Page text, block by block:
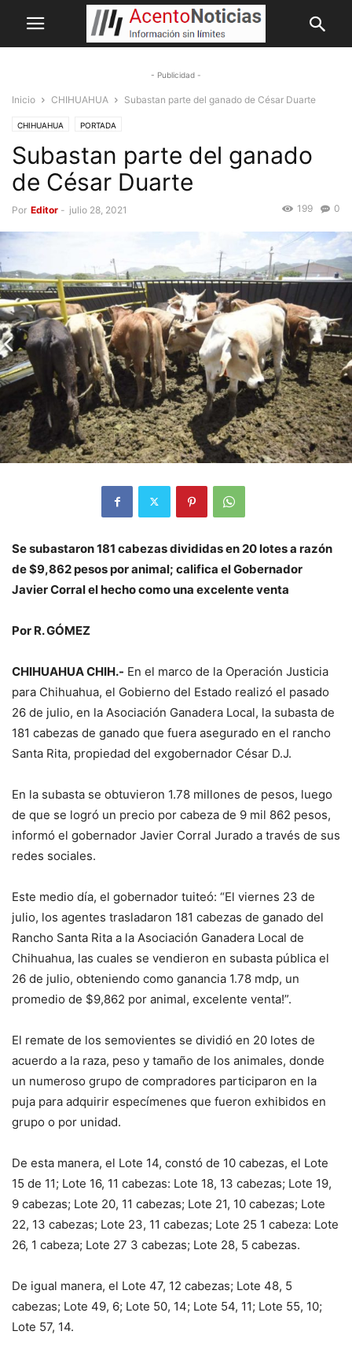
- Publicidad -
Inicio CHIHUAHUA Subastan parte del ganado de César Duarte
CHIHUAHUA PORTADA
Subastan parte del ganado
de César Duarte
Por Editor - julio 28, 2021 0
199
Se subastaron 181 cabezas divididas en 20 lotes a razón
de $9,862 pesos por animal; califica el Gobernador
Javier Corral el hecho como una excelente venta
Por R. GÓMEZ
CHIHUAHUA CHIH.- En el marco de la Operación Justicia
para Chihuahua, el Gobierno del Estado realizó el pasado
26 de julio, en la Asociación Ganadera Local, la subasta de
181 cabezas de ganado que fuera asegurado en el rancho
Santa Rita, propiedad del exgobernador César D.J.
En la subasta se obtuvieron 1.78 millones de pesos, luego
de que se logró un precio por cabeza de 9 mil 862 pesos,
informó el gobernador Javier Corral Jurado a través de sus
redes sociales.
Este medio día, el gobernador tuiteó: “El viernes 23 de
julio, los agentes trasladaron 181 cabezas de ganado del
Rancho Santa Rita a la Asociación Ganadera Local de
Chihuahua, las cuales se vendieron en subasta pública el
26 de julio, obteniendo como ganancia 1.78 mdp, un
promedio de $9,862 por animal, excelente venta!”.
El remate de los semovientes se dividió en 20 lotes de
acuerdo a la raza, peso y tamaño de los animales, donde
un numeroso grupo de compradores participaron en la
puja para adquirir especímenes que fueron exhibidos en
grupo o por unidad.
De esta manera, el Lote 14, constó de 10 cabezas, el Lote
15 de 11; Lote 16, 11 cabezas: Lote 18, 13 cabezas; Lote 19,
9 cabezas; Lote 20, 11 cabezas; Lote 21, 10 cabezas; Lote
22, 13 cabezas; Lote 23, 11 cabezas; Lote 25 1 cabeza: Lote
26, 1 cabeza; Lote 27 3 cabezas; Lote 28, 5 cabezas.
De igual manera, el Lote 47, 12 cabezas; Lote 48, 5
cabezas; Lote 49, 6; Lote 50, 14; Lote 54, 11; Lote 55, 10;
Lote 57, 14.